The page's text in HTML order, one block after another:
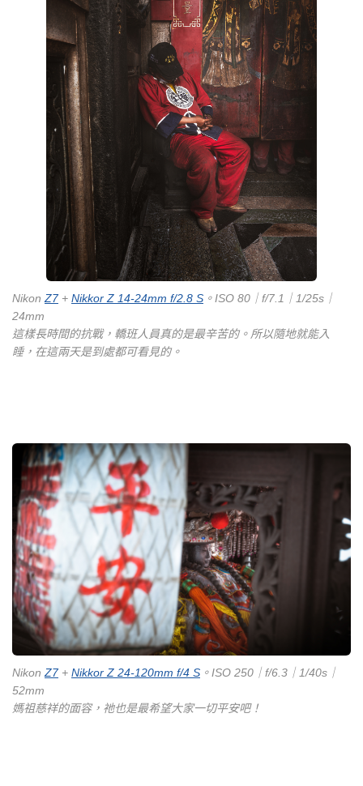
Nikon Z7+ Nikkor Z 14-24mm f/2.8 S 。ISO 80｜f/7.1｜1/25s｜
24mm
這樣長時間的抗戰，轎班人員真的是最辛苦的。所以隨地就能入
睡，在這兩天是到處都可看見的。
Nikon Z7+ Nikkor Z 24-120mm f/4 S 。ISO 250｜f/6.3｜1/40s｜
52mm
媽祖慈祥的面容，祂也是最希望大家一切平安吧！